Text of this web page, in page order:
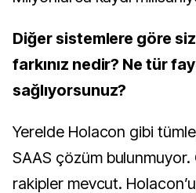
Diğer sistemlere göre
farkınız nedir? Ne tür
sağlıyorsunuz?
Yerelde Holacon gibi
SAAS çözüm
rakipler mevcut.